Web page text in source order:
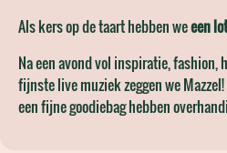
Als kers op de taart hebben weeen
Na een avond vol inspiratie,
fijnste live muziek zeggen we
een fijne goodiebag hebben